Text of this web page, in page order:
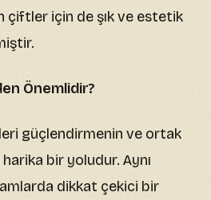
çiftler için de şık ve estetik
Önemlidir?
güçlendirmenin ve ortak
bir yoludur. Aynı
dikkat çekici bir